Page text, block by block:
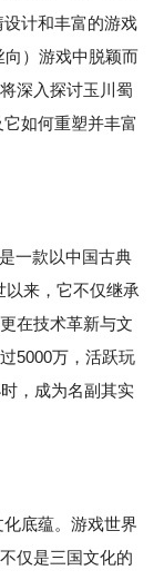
计和丰富的游戏
向）游戏中脱颖而
深入探讨玉川蜀
如何重塑并丰富
一款以中国古典
以来，它不仅继承
在技术革新与文
5000万，活跃玩
，成为名副其实
底蕴。游戏世界
仅是三国文化的